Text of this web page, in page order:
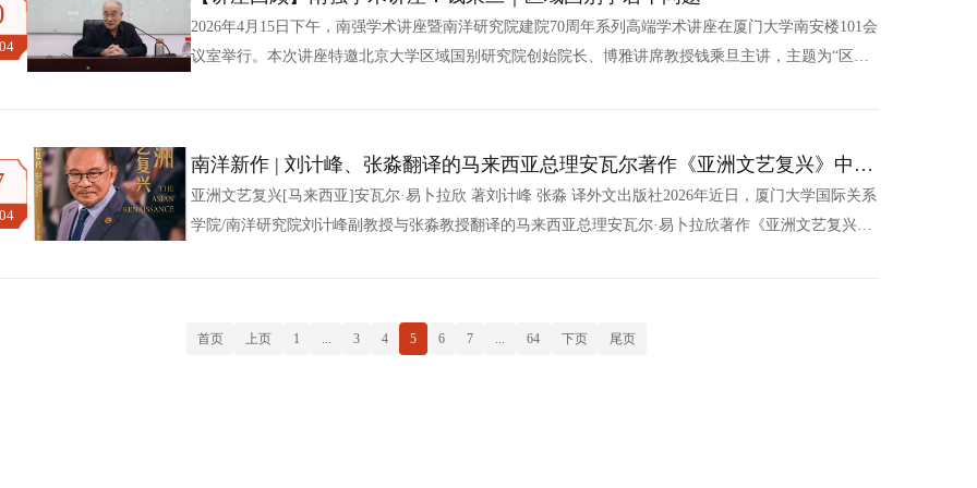
2026年4月15日下午，南强学术讲座暨南洋研究院建院70周年系列高端学术讲座在厦门大学南安楼101会
议室举行。本次讲座特邀北京大学区域国别研究院创始院长、博雅讲席教授钱乘旦主讲，主题为“区域
南洋新作 | 刘计峰、张淼翻译的马来西亚总理安瓦尔著作《亚洲文艺复兴》中文
版出版发行
亚洲文艺复兴[马来西亚]安瓦尔·易卜拉欣 著刘计峰 张淼 译外文出版社2026年近日，厦门大学国际关系
学院/南洋研究院刘计峰副教授与张淼教授翻译的马来西亚总理安瓦尔·易卜拉欣著作《亚洲文艺复兴》
首页 上页 1 3 4 5 6 7 64 下页 尾页